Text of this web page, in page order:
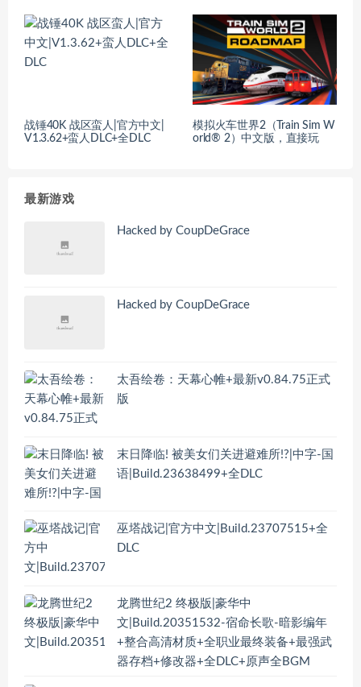
战锤40K 战区蛮人|官方中文|
V1.3.62+蛮人DLC+全DLC
模拟火车世界2（Train Sim W
orld® 2）中文版，直接玩
最新游戏
Hacked by CoupDeGrace
Hacked by CoupDeGrace
太吾绘卷：天幕心帷+最新v0.84.75正式
版
末日降临! 被美女们关进避难所!?|中字-国
语|Build.23638499+全DLC
巫塔战记|官方中文|Build.23707515+全
DLC
龙腾世纪2 终极版|豪华中
文|Build.20351532-宿命长歌-暗影编年
+整合高清材质+全职业最终装备+最强武
器存档+修改器+全DLC+原声全BGM